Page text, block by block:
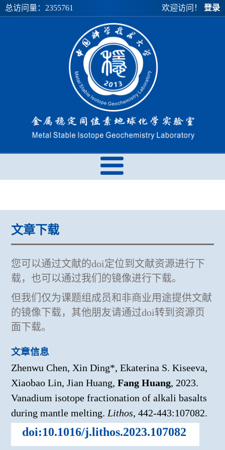
总访问量： 2355761 欢迎访问！ 登录
文章下载
您可以通过文献的doi定位到文献资源进行下
载，也可以通过我们的镜像进行下载。
但我们仅为课题组成员和非商业用途提供文献
的镜像下载，其他朋友请通过doi转到资源页
面下载。
文章信息
Zhenwu Chen, Xin Ding*, Ekaterina S. Kiseeva,
Xiaobao Lin, Jian Huang,Fang Huang, 2023.
Vanadium isotope fractionation of alkali basalts
during mantle melting. Lithos, 442-443:107082.
doi:10.1016/j.lithos.2023.107082